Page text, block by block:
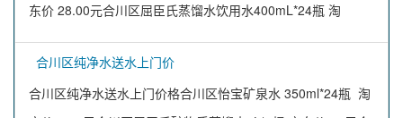
东价 28.00元合川区屈臣氏蒸馏水饮用水400mL*24瓶 淘
合川区纯净水送水上门价
合川区纯净水送水上门价格合川区怡宝矿泉水 350ml*24瓶 淘